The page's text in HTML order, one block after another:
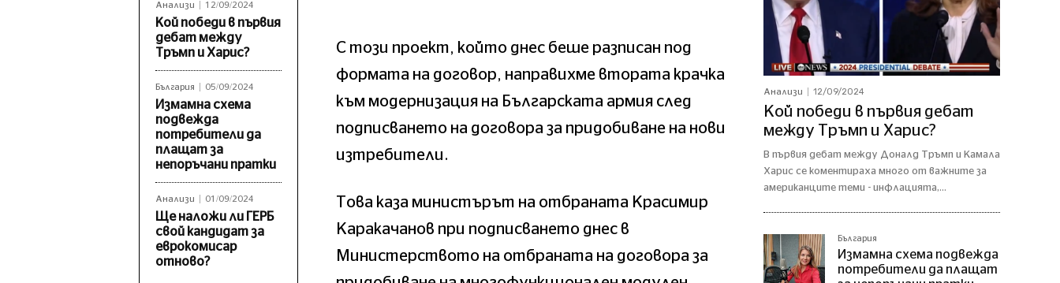
Анализи 12/09/2024
Кой победи в първия
дебат между
Тръмп и Харис?
България 05/09/2024
Измамна схема
подвежда
потребители да
плащат за
непоръчани пратки
Анализи 01/09/2024
Ще наложи ли ГЕРБ
свой кандидат за
еврокомисар
отново?
С този проект, който днес беше разписан под
формата на договор, направихме втората крачка
към модернизация на Българската армия след
подписването на договора за придобиване на нови
изтребители.
Това каза министърът на отбраната Красимир
Каракачанов при подписването днес в
Министерството на отбраната на договора за
Анализи 12/09/2024
Кой победи в първия дебат
между Тръмп и Харис?
В първия дебат между Доналд Тръмп и Камала
Харис се коментираха много от важните за
американците теми - инфлацията,...
България
Измамна схема подвежда
потребители да плащат